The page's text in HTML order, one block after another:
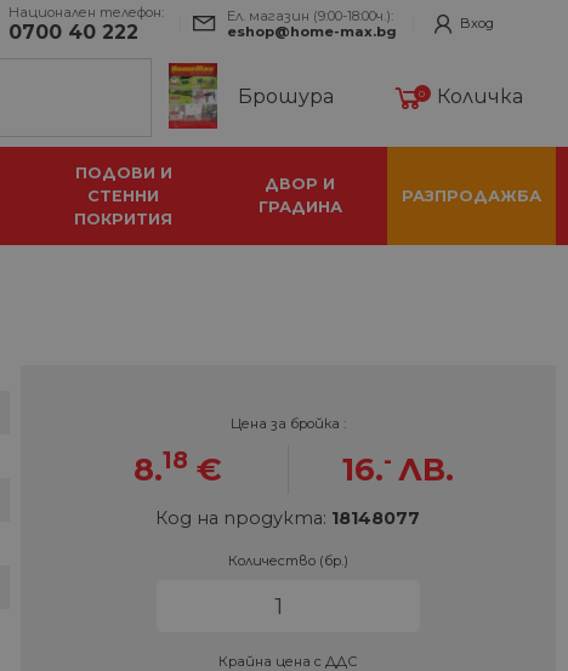
Национален телефон:
0700 40 222
Ел. магазин (9:00-18:00ч.):
eshop@home-max.bg
Вход
Брошура 0 Количка
ПОДОВИ И
СТЕННИ
ПОКРИТИЯ
ДВОР И
ГРАДИНА
РАЗПРОДАЖБА
Цена за бройка :
8.18 € 16.- ЛВ.
Код на продукта: 18148077
Количество (бр.)
Крайна цена с ДДС